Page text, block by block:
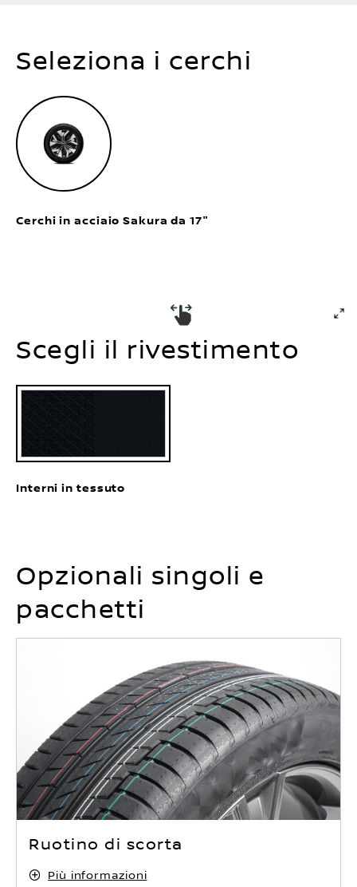
Seleziona i cerchi
Cerchi in acciaio Sakura da 17"
Scegli il rivestimento
Interni in tessuto
Opzionali singoli e
pacchetti
Ruotino di scorta
Più informazioni